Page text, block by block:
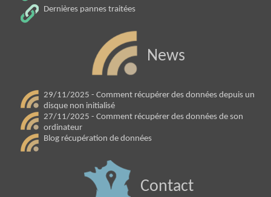
Dernières pannes traitées
News
29/11/2025 - Comment récupérer des données depuis un
disque non initialisé
27/11/2025 - Comment récupérer des données de son
ordinateur
Blog récupération de données
Contact